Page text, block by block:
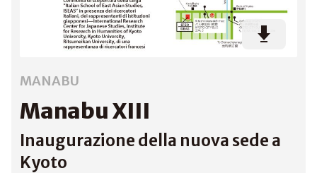
MANABU
Manabu XIII
Inaugurazione della nuova sede a
Kyoto